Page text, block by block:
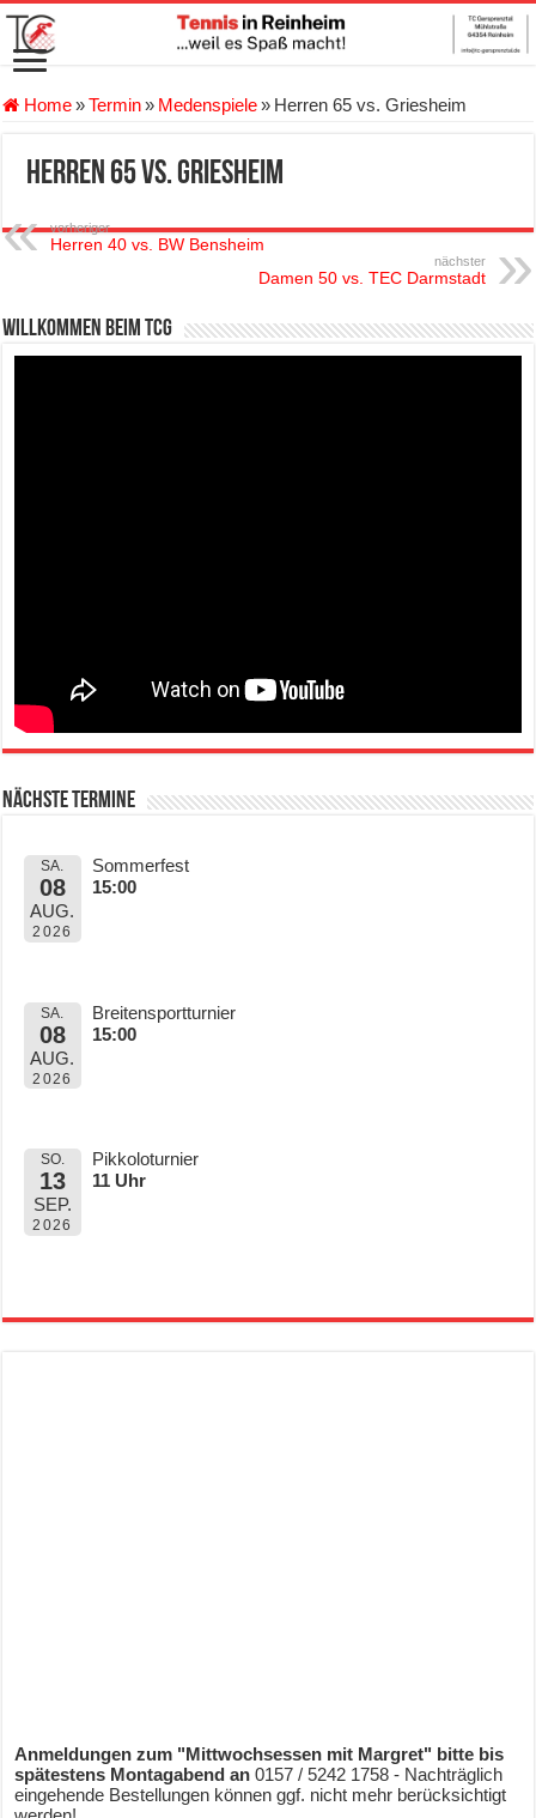
Home»Termin» Medenspiele» Herren 65 vs. Griesheim
Herren 65 vs. Griesheim
vorheriger
Herren 40 vs. BW Bensheim
nächster
Damen 50 vs. TEC Darmstadt
Willkommen beim TCG
Nächste Termine
SA.
08
AUG.
2026
Sommerfest
15:00
SA.
08
AUG.
2026
Breitensportturnier
15:00
SO.
13
SEP.
2026
Pikkoloturnier
11 Uhr
Anmeldungen zum "Mittwochsessen mit Margret" bitte bis
spätestens Montagabend an0157 / 5242 1758 - Nachträglich
eingehende Bestellungen können ggf. nicht mehr berücksichtigt